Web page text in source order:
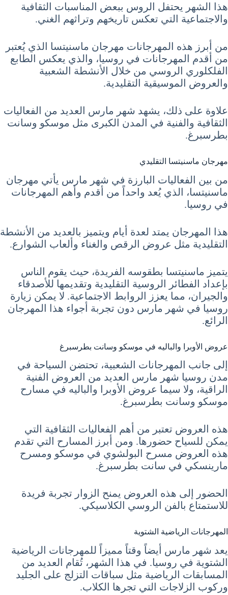
هذا الشهر يحتفل الروس ببعض المناسبات الثقافية
والاجتماعية التي تعكس تاريخهم وتراثهم الغني.
من أبرز هذه المهرجانات مهرجان ماسنيتسا الذي يُعتبر
من أقدم المهرجانات في روسيا، والذي يعكس الطابع
الفلكلوري الروسي من خلال الأنشطة الشعبية
والعروض الموسيقية التقليدية.
علاوة على ذلك، يشهد شهر مارس العديد من الفعاليات
الثقافية والفنية في المدن الكبرى مثل موسكو وسانت
بطرسبرغ.
مهرجان ماسنيتسا التقليدي
من بين الفعاليات البارزة في شهر مارس يأتي مهرجان
ماسنيتسا، الذي يُعد واحداً من أقدم وأهم المهرجانات
في روسيا.
هذا المهرجان يمتد لعدة أيام ويتميز بالعديد من الأنشطة
التقليدية مثل عروض الرقص والغناء وألعاب الشوارع.
يتميز ماسنيتسا بطقوسه الفريدة، حيث يقوم الناس
بإعداد الفطائر الروسية التقليدية وتقديمها للأصدقاء
والجيران، مما يعزز الروابط الاجتماعية. لا يمكن زيارة
روسيا في شهر مارس دون تجربة أجواء هذا المهرجان
الرائع.
عروض الأوبرا والباليه في موسكو وسانت بطرسبرغ
إلى جانب المهرجانات الشعبية، تحتضن السياحة في
مدن روسيا شهر مارس العديد من العروض الفنية
الراقية، ولا سيما عروض الأوبرا والباليه في مسارح
موسكو وسانت بطرسبرغ.
هذه العروض تعتبر من أهم الفعاليات الثقافية التي
يمكن للسياح حضورها. ومن أبرز المسارح التي تقدم
هذه العروض مسرح البولشوي في موسكو ومسرح
مارينسكي في سانت بطرسبرغ.
الحضور إلى هذه العروض يمنح الزوار تجربة فريدة
للاستمتاع بالفن الروسي الكلاسيكي.
المهرجانات الرياضية الشتوية
يعد شهر مارس أيضاً وقتاً مميزاً للمهرجانات الرياضية
الشتوية في روسيا. في هذا الشهر، تُقام العديد من
المسابقات الرياضية مثل سباقات التزلج على الجليد
وركوب الزلاجات التي تجرها الكلاب.